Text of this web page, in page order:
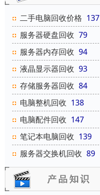
二手电脑回收价格 137
服务器硬盘回收 79
服务器内存回收 94
液晶显示器回收 93
存储服务器回收 84
电脑整机回收 138
电脑配件回收 147
笔记本电脑回收 139
服务器交换机回收 89